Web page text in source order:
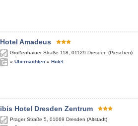
Hotel Amadeus
Großenhainer Straße 118 01129 Dresden (Pieschen)
» Übernachten » Hotel
ibis Hotel Dresden Zentrum
Prager Straße 5 01069 Dresden (Altstadt)